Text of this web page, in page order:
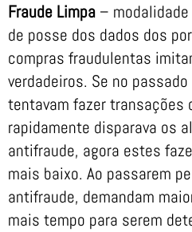
Fraude Limpa –
de posse dos dados dos
compras fraudulentas
verdadeiros. Se no
tentavam fazer transações
rapidamente disparava os
antifraude, agora estes
mais baixo. Ao passarem
antifraude, demandam
mais tempo para serem